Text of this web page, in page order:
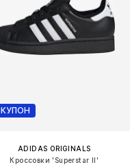
КУПОН
ADIDAS ORIGINALS
Кроссовки 'Superstar II'